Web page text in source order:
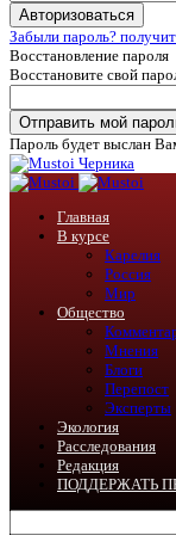
Забыли пароль?
Восстановление пароля
Восстановите свой
Пароль будет выслан
Черника
Главная
В курсе
Карелия
Россия
Мир
Общество
Мнения
Блоги
Перепост
Эксперты
Экология
Расследования
Редакция
ПОДДЕРЖАТЬ